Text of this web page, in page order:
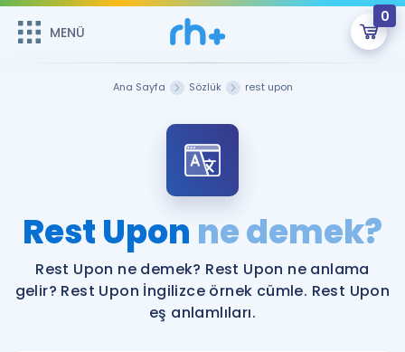
MENÜ
0
ÜYE DEĞİLİM
Sepetin Şu An Boş.
Remzi Hoca ile seni sınava hazırlayacak onlarca eğitim seni
bekliyor!
MENÜ
Katılımcı Görüşleri
Faydalı Araçlar
Ana Sayfa Sözlük rest upon
Rest Upon ne demek?
Rest Upon ne demek? Rest Upon ne anlama
gelir? Rest Upon İngilizce örnek cümle. Rest Upon
eş anlamlıları.